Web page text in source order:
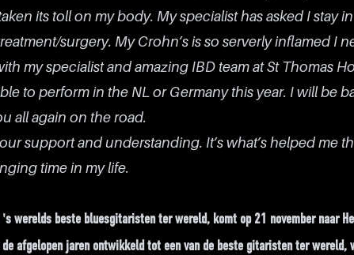
its toll on my body. My specialist has asked I stay
surgery. My Crohn’s is so serverly inflamed I
my specialist and amazing IBD team at St Thomas
to perform in the NL or Germany this year. I will be
all again on the road.
support and understanding. It’s what’s helped me
time in my life.
's werelds beste bluesgitaristen ter wereld, komt op 21 november naar
afgelopen jaren ontwikkeld tot een van de beste gitaristen ter wereld,